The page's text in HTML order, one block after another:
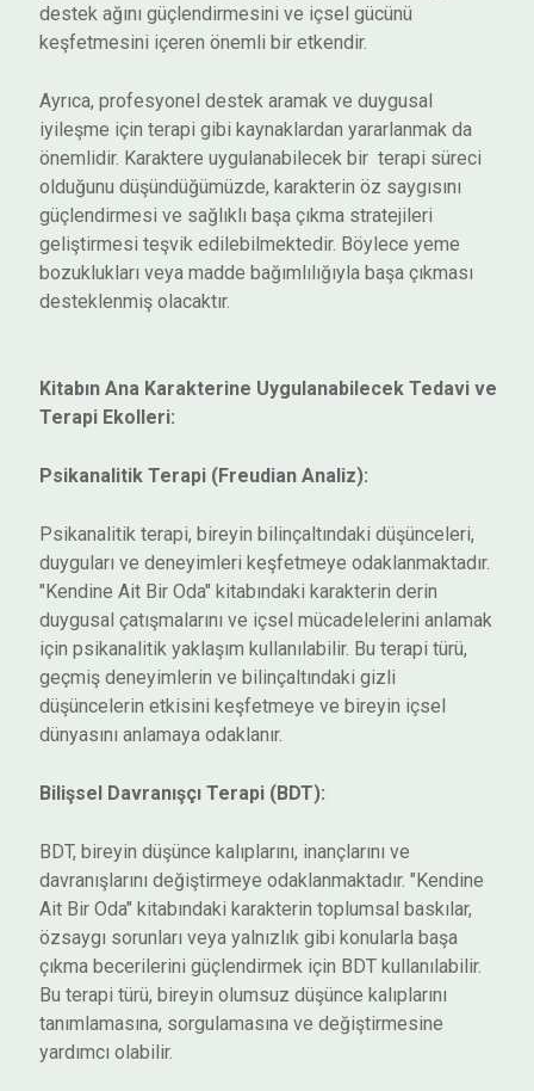
destek ağını güçlendirmesini ve içsel gücünü
keşfetmesini içeren önemli bir etkendir.
Ayrıca, profesyonel destek aramak ve duygusal
iyileşme için terapi gibi kaynaklardan yararlanmak da
önemlidir. Karaktere uygulanabilecek bir terapi süreci
olduğunu düşündüğümüzde, karakterin öz saygısını
güçlendirmesi ve sağlıklı başa çıkma stratejileri
geliştirmesi teşvik edilebilmektedir. Böylece yeme
bozuklukları veya madde bağımlılığıyla başa çıkması
desteklenmiş olacaktır.
Kitabın Ana Karakterine Uygulanabilecek Tedavi ve
Terapi Ekolleri:
Psikanalitik Terapi (Freudian Analiz):
Psikanalitik terapi, bireyin bilinçaltındaki düşünceleri,
duyguları ve deneyimleri keşfetmeye odaklanmaktadır.
"Kendine Ait Bir Oda" kitabındaki karakterin derin
duygusal çatışmalarını ve içsel mücadelelerini anlamak
için psikanalitik yaklaşım kullanılabilir. Bu terapi türü,
geçmiş deneyimlerin ve bilinçaltındaki gizli
düşüncelerin etkisini keşfetmeye ve bireyin içsel
dünyasını anlamaya odaklanır.
Bilişsel Davranışçı Terapi (BDT):
BDT, bireyin düşünce kalıplarını, inançlarını ve
davranışlarını değiştirmeye odaklanmaktadır. "Kendine
Ait Bir Oda" kitabındaki karakterin toplumsal baskılar,
özsaygı sorunları veya yalnızlık gibi konularla başa
çıkma becerilerini güçlendirmek için BDT kullanılabilir.
Bu terapi türü, bireyin olumsuz düşünce kalıplarını
tanımlamasına, sorgulamasına ve değiştirmesine
yardımcı olabilir.